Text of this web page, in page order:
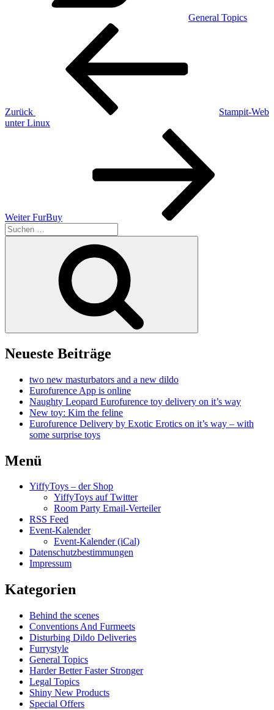
General Topics
Beitragsnavigation
Zurück
Stampit-Web
unter Linux
Weiter FurBuy
Suchen
nach:
Neueste Beiträge
two new masturbators and a new dildo
Eurofurence App is online
Naughty Leopard Eurofurence toy delivery on it’s way
New toy: Kim the feline
Eurofurence Delivery by Exotic Erotics on it’s way – with
some surprise toys
Menü
YiffyToys – der Shop
YiffyToys auf Twitter
Room Party Email-Verteiler
RSS Feed
Event-Kalender
Event-Kalender (iCal)
Datenschutzbestimmungen
Impressum
Kategorien
Behind the scenes
Conventions And Furmeets
Disturbing Dildo Deliveries
Furrystyle
General Topics
Harder Better Faster Stronger
Legal Topics
Shiny New Products
Special Offers